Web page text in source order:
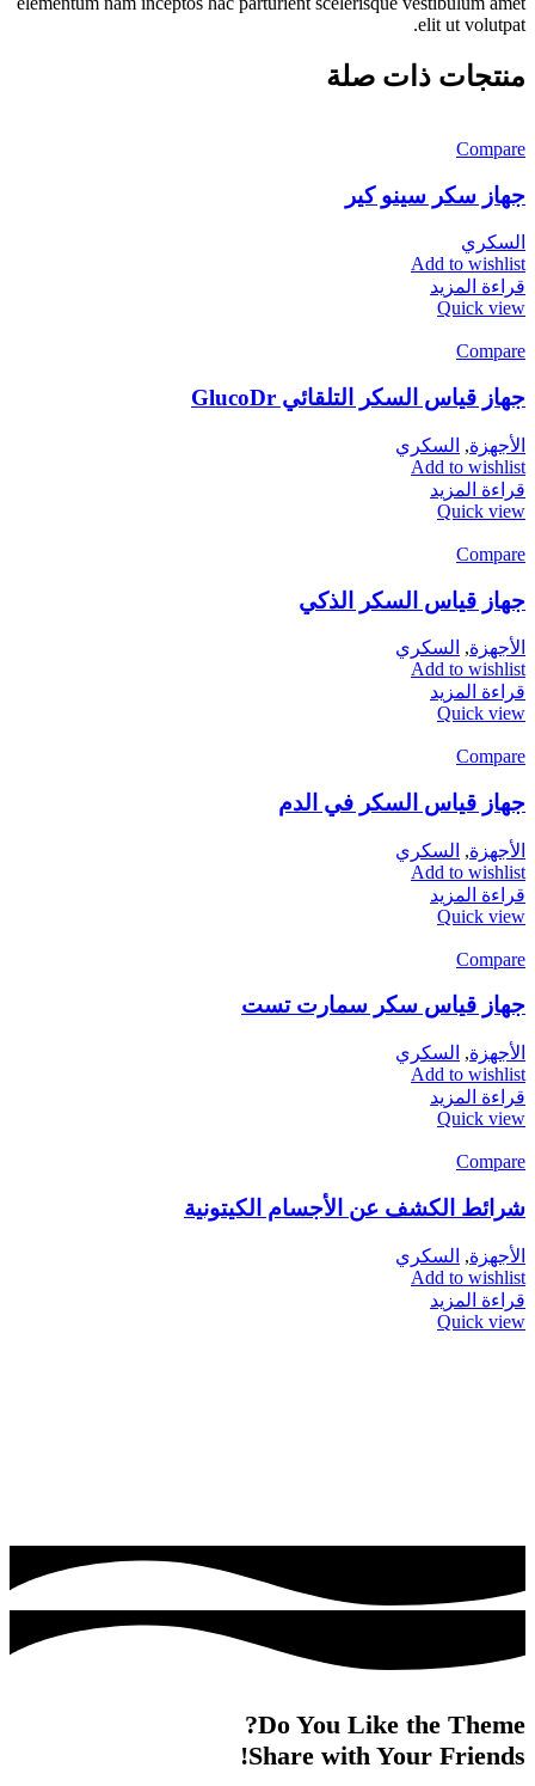
elit ut volutpat.
منتجات ذات صلة
Compare
جهاز سكر سينو كير
السكري
Add to wishlist
قراءة المزيد
Quick view
Compare
جهاز قياس السكر التلقائي GlucoDr
الأجهزة, السكري
Add to wishlist
قراءة المزيد
Quick view
Compare
جهاز قياس السكر الذكي
الأجهزة, السكري
Add to wishlist
قراءة المزيد
Quick view
Compare
جهاز قياس السكر في الدم
الأجهزة, السكري
Add to wishlist
قراءة المزيد
Quick view
Compare
جهاز قياس سكر سمارت تست
الأجهزة, السكري
Add to wishlist
قراءة المزيد
Quick view
Compare
شرائط الكشف عن الأجسام الكيتونية
الأجهزة, السكري
Add to wishlist
قراءة المزيد
Quick view
Do You Like the Theme?
Share with Your Friends!